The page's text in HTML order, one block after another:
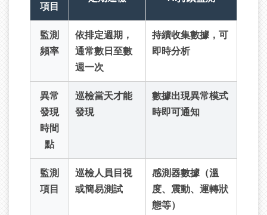
項目
監測
頻率
依排定週期，
通常數日至數
週一次
持續收集數據，可
即時分析
異常
發現
時間
點
巡檢當天才能
發現
數據出現異常模式
時即可通知
監測
項目
巡檢人員目視
或簡易測試
感測器數據（溫
度、震動、運轉狀
態等）